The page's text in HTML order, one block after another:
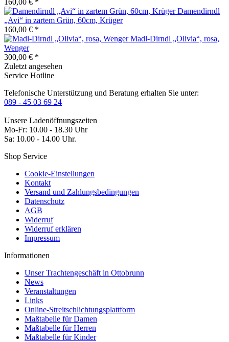
Damendirndl
„Avi“ in zartem Grün, 60cm, Krüger
160,00 € *
Madl-Dirndl „Olivia“, rosa,
Wenger
300,00 € *
Zuletzt angesehen
Service Hotline
Telefonische Unterstützung und Beratung erhalten Sie unter:
089 - 45 03 69 24
Unsere Ladenöffnungszeiten
Mo-Fr: 10.00 - 18.30 Uhr
Sa: 10.00 - 14.00 Uhr.
Shop Service
Cookie-Einstellungen
Kontakt
Versand und Zahlungsbedingungen
Datenschutz
AGB
Widerruf
Widerruf erklären
Impressum
Informationen
Unser Trachtengeschäft in Ottobrunn
News
Veranstaltungen
Links
Online-Streitschlichtungsplattform
Maßtabelle für Damen
Maßtabelle für Herren
Maßtabelle für Kinder